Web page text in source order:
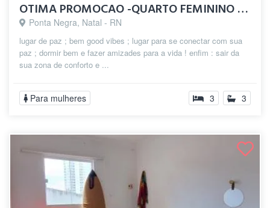
OTIMA PROMOCAO -QUARTO FEMININO OFERTA
Ponta Negra, Natal - RN
lugar de paz ; bem good vibes ; lugar para se conectar com sua
paz ; dormir bem e fazer amizades para a vida ! enfim : sair da
sua zona de conforto e ...
Para mulheres 3 3